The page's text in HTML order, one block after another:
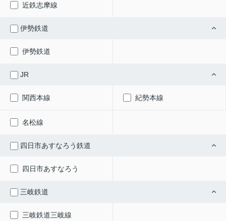
近鉄志摩線
伊勢鉄道
伊勢鉄道
JR
関西本線 紀勢本線
名松線
四日市あすなろう鉄道
四日市あすなろう
三岐鉄道
三岐鉄道三岐線